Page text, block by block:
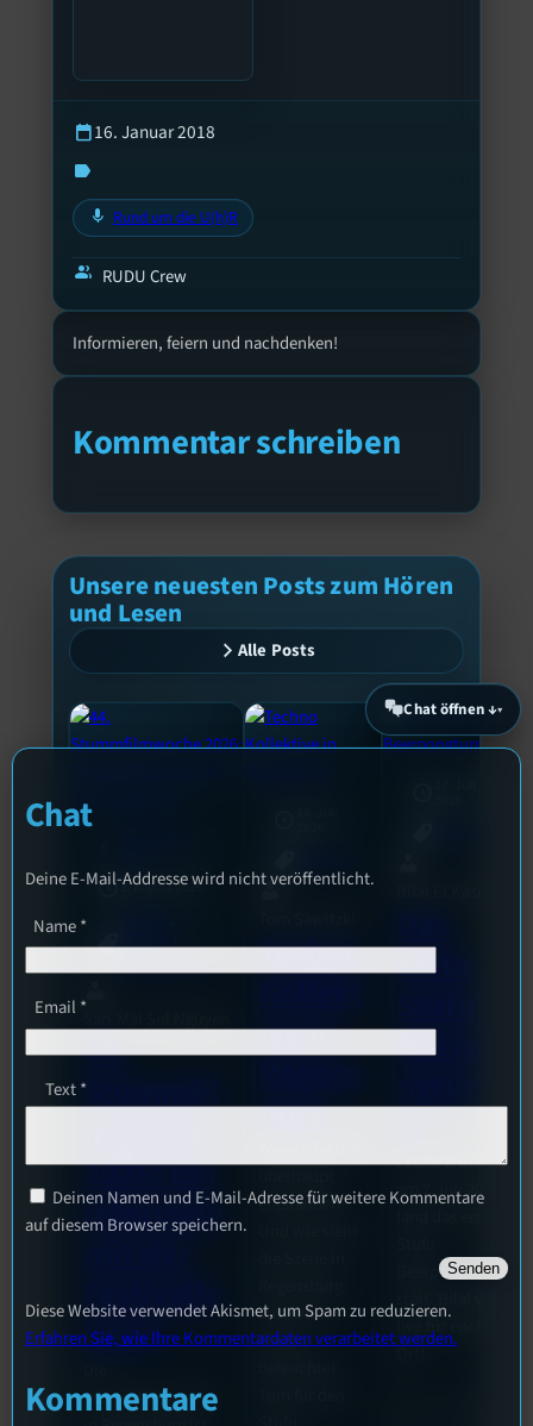
Informieren, feiern und nachdenken!
Kommentar schreiben
calendar_today16. Januar 2018
label
mic Rund um die U(h)R
group RUDU Crew
Unsere neuesten Posts zum Hören
und Lesen
Alle Posts
3. August 2026
Kultur,
44.
Stummfil
2026: Ein
Interview
Festivalle
iterin
Stummfilmwoche
Techno
ive in
burg
entstanden?
aus? Diese
Fragen
Erste
Beerpo
Letzte Woche
am 7.Juli 2026
Beerpongturnier
statt. Bilal war
live für euch vor
Ort!
Chat öffnen ↓
Chat
Deine E-Mail-Addresse wird nicht veröffentlicht.
Name*
Email *
Text*
Deinen Namen und E-Mail-Adresse für weitere Kommentare
auf diesem Browser speichern.
Diese Website verwendet Akismet, um Spam zu reduzieren.
Erfahren Sie, wie Ihre Kommentardaten verarbeitet werden.
Kommentare